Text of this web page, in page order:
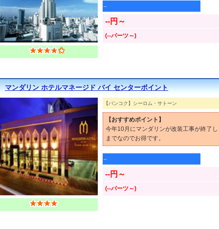
--
--円～
(--バーツ～)
マンダリン ホテルマネージド バイ センターポイント
【バンコク】シーロム・サトーン
【おすすめポイント】
今年10月にマンダリンが改装工事が終了
までなのでお得です。
--
--円～
(--バーツ～)